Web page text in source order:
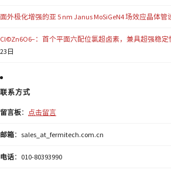
面外极化增强的亚 5 nm Janus MoSiGeN4 场效应晶体管
Cl©Zn6O6−：首个平面六配位氯超卤素，兼具超强稳
23日
联系方式
留言板： 点击留言
邮箱：sales_at_fermitech.com.cn
电话：010-80393990